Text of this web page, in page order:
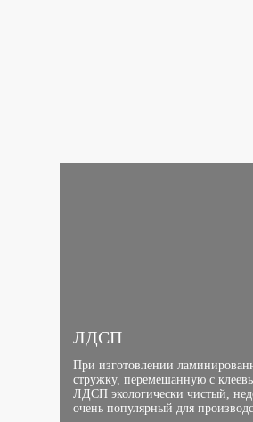
ЛДСП
При изготовлении
стружку, перемешанную с
ЛДСП экологически чистый,
очень популярный для